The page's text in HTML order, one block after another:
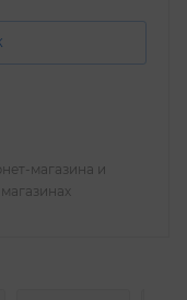
магазина и